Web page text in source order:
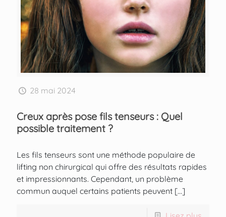
28 mai 2024
Creux après pose fils tenseurs : Quel
possible traitement ?
Les fils tenseurs sont une méthode populaire de
lifting non chirurgical qui offre des résultats rapides
et impressionnants. Cependant, un problème
commun auquel certains patients peuvent […]